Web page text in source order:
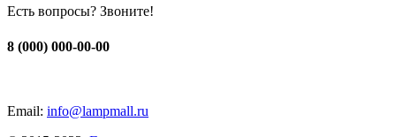
Есть вопросы? Звоните!
8 (000) 000-00-00
Email: info@lampmall.ru